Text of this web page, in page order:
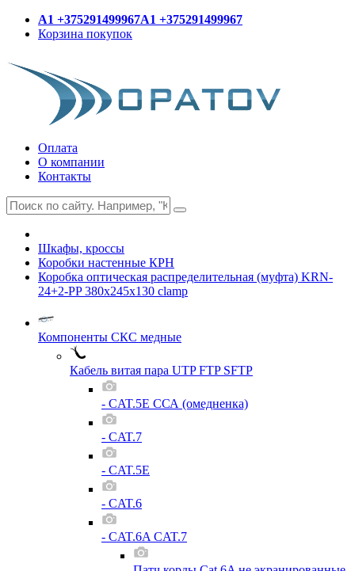
A1 +375291499967A1 +375291499967
Корзина покупок
Оплата
О компании
Контакты
Шкафы, кроссы
Коробки настенные КРН
Коробка оптическая распределительная (муфта) KRN-
24+2-PP 380x245x130 clamp
Компоненты СКС медные
Кабель витая пара UTP FTP SFTP
- CAT.5E ССА (омедненка)
- CAT.7
- CAT.5E
- CAT.6
- CAT.6A CAT.7